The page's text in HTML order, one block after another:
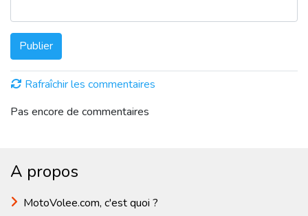
Publier
Rafraîchir les commentaires
Pas encore de commentaires
A propos
MotoVolee.com, c'est quoi ?